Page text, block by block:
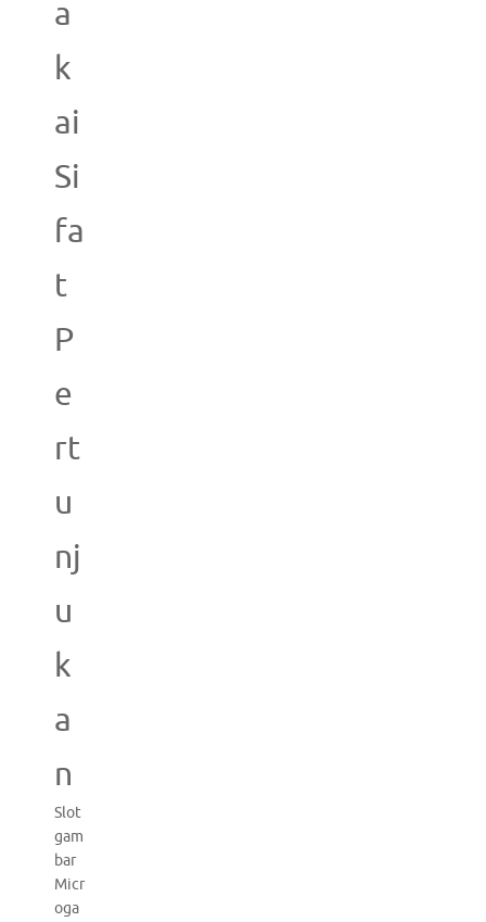
a
k
ai
Si
fa
t
P
e
rt
u
nj
u
k
a
n
Slot
gam
bar
Micr
oga